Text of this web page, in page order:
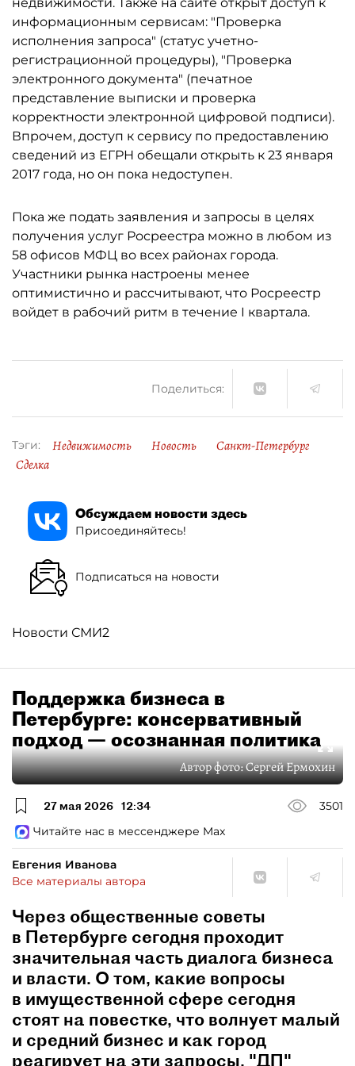
информационным сервисам: "Проверка
исполнения запроса" (статус учетно-
регистрационной процедуры), "Проверка
электронного документа" (печатное
представление выписки и проверка
корректности электронной цифровой подписи).
Впрочем, доступ к сервису по предоставлению
сведений из ЕГРН обещали открыть к 23 января
2017 года, но он пока недоступен.
Пока же подать заявления и запросы в целях
получения услуг Росреестра можно в любом из
58 офисов МФЦ во всех районах города.
Участники рынка настроены менее
оптимистично и рассчитывают, что Росреестр
войдет в рабочий ритм в течение I квартала.
Поделиться:
Тэги: Недвижимость Новость
Санкт-Петербург
Сделка
Обсуждаем новости здесь
Присоединяйтесь!
Подписаться на новости
Новости СМИ2
Поддержка бизнеса в
Петербурге: консервативный
подход — осознанная политика
Автор фото:Сергей Ермохин
27 мая 2026 12:34
3501
Читайте нас в мессенджере Max
Евгения Иванова
Все материалы автора
Через общественные советы
в Петербурге сегодня проходит
значительная часть диалога бизнеса
и власти. О том, какие вопросы
в имущественной сфере сегодня
стоят на повестке, что волнует малый
и средний бизнес и как город
реагирует на эти запросы, "ДП"